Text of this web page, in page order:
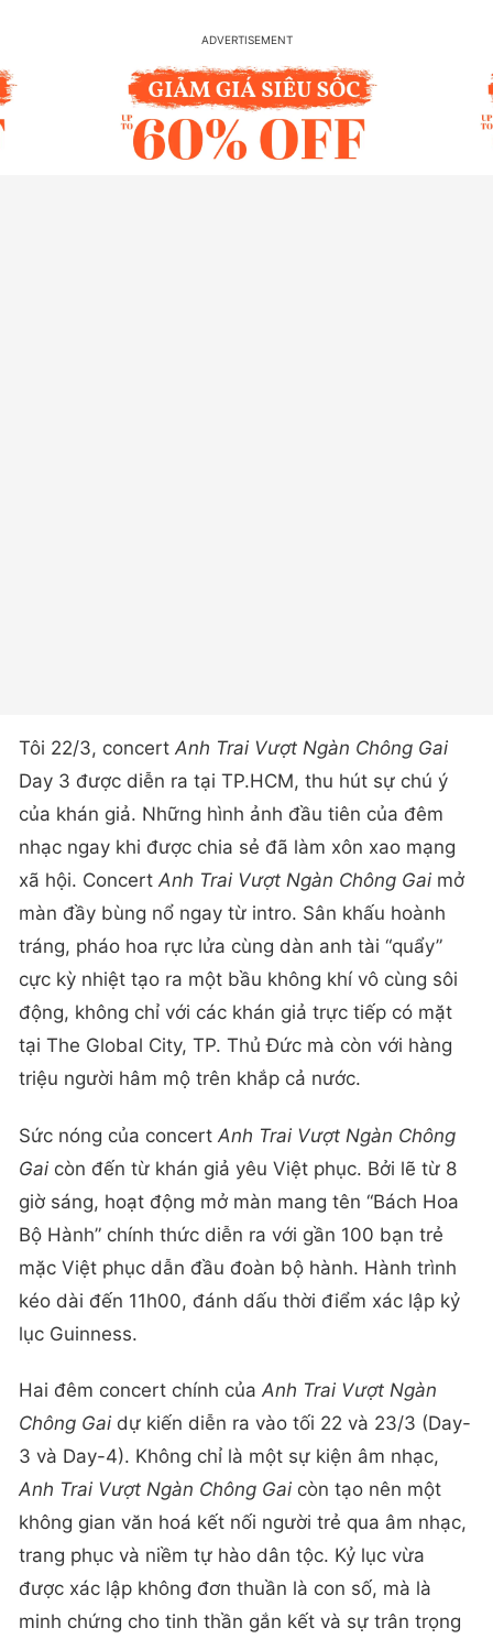
Tôi 22/3, concert Anh Trai Vượt Ngàn Chông Gai
Day 3 được diễn ra tại TP.HCM, thu hút sự chú ý
của khán giả. Những hình ảnh đầu tiên của đêm
nhạc ngay khi được chia sẻ đã làm xôn xao mạng
xã hội. Concert Anh Trai Vượt Ngàn Chông Gai mở
màn đầy bùng nổ ngay từ intro. Sân khấu hoành
tráng, pháo hoa rực lửa cùng dàn anh tài “quẩy”
cực kỳ nhiệt tạo ra một bầu không khí vô cùng sôi
động, không chỉ với các khán giả trực tiếp có mặt
tại The Global City, TP. Thủ Đức mà còn với hàng
triệu người hâm mộ trên khắp cả nước.
Sức nóng của concert Anh Trai Vượt Ngàn Chông
Gai còn đến từ khán giả yêu Việt phục. Bởi lẽ từ 8
giờ sáng, hoạt động mở màn mang tên “Bách Hoa
Bộ Hành” chính thức diễn ra với gần 100 bạn trẻ
mặc Việt phục dẫn đầu đoàn bộ hành. Hành trình
kéo dài đến 11h00, đánh dấu thời điểm xác lập kỷ
lục Guinness.
Hai đêm concert chính của Anh Trai Vượt Ngàn
Chông Gai dự kiến diễn ra vào tối 22 và 23/3 (Day-
3 và Day-4). Không chỉ là một sự kiện âm nhạc,
Anh Trai Vượt Ngàn Chông Gai còn tạo nên một
không gian văn hoá kết nối người trẻ qua âm nhạc,
trang phục và niềm tự hào dân tộc. Kỷ lục vừa
được xác lập không đơn thuần là con số, mà là
minh chứng cho tinh thần gắn kết và sự trân trọng